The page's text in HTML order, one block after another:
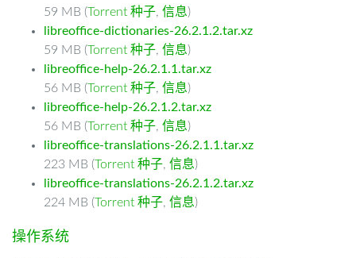
59 MB (Torrent 种子, 信息)
libreoffice-dictionaries-26.2.1.2.tar.xz
59 MB (Torrent 种子, 信息)
libreoffice-help-26.2.1.1.tar.xz
56 MB (Torrent 种子, 信息)
libreoffice-help-26.2.1.2.tar.xz
56 MB (Torrent 种子, 信息)
libreoffice-translations-26.2.1.1.tar.xz
223 MB (Torrent 种子, 信息)
libreoffice-translations-26.2.1.2.tar.xz
224 MB (Torrent 种子, 信息)
操作系统